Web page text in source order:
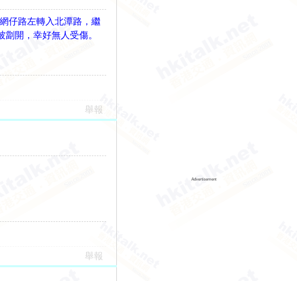
仔路左轉入北潭路，繼
開，幸好無人受傷。
舉報
舉報
Advertisement